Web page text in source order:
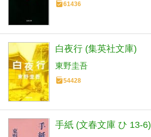
61436
白夜行 (集英社文庫)
東野圭吾
54428
手紙 (文春文庫 ひ 13-6)